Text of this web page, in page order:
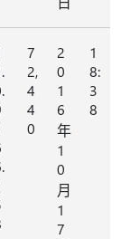
7
2,
4
4
0
2
0
1
6
年
1
0
月
1
7
1
8:
3
8